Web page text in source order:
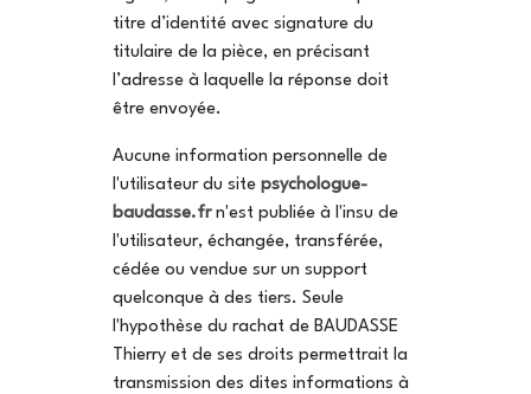
titre d’identité avec signature du
titulaire de la pièce, en précisant
l’adresse à laquelle la réponse doit
être envoyée.
Aucune information personnelle de
l'utilisateur du site psychologue-
baudasse.frn'est publiée à l'insu de
l'utilisateur, échangée, transférée,
cédée ou vendue sur un support
quelconque à des tiers. Seule
l'hypothèse du rachat de BAUDASSE
Thierry et de ses droits permettrait la
transmission des dites informations à